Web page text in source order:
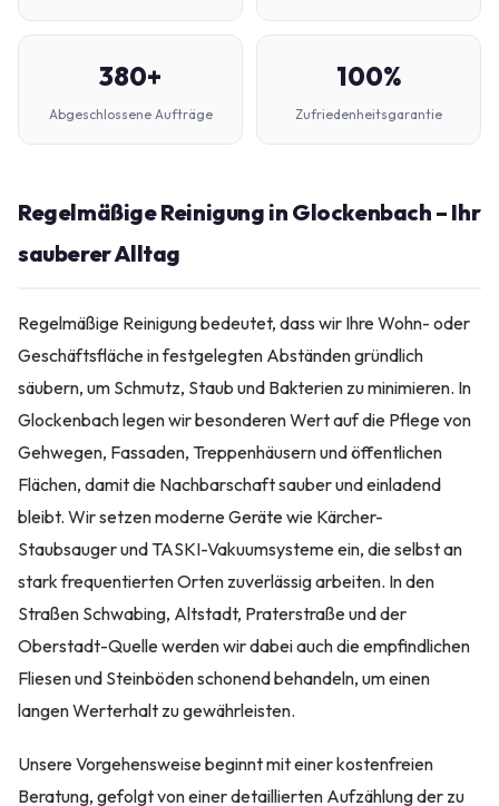
380+
Abgeschlossene Aufträge
100%
Zufriedenheitsgarantie
Regelmäßige Reinigung in Glockenbach – Ihr
sauberer Alltag
Regelmäßige Reinigung bedeutet, dass wir Ihre Wohn- oder
Geschäftsfläche in festgelegten Abständen gründlich
säubern, um Schmutz, Staub und Bakterien zu minimieren. In
Glockenbach legen wir besonderen Wert auf die Pflege von
Gehwegen, Fassaden, Treppenhäusern und öffentlichen
Flächen, damit die Nachbarschaft sauber und einladend
bleibt. Wir setzen moderne Geräte wie Kärcher-
Staubsauger und TASKI-Vakuumsysteme ein, die selbst an
stark frequentierten Orten zuverlässig arbeiten. In den
Straßen Schwabing, Altstadt, Praterstraße und der
Oberstadt-Quelle werden wir dabei auch die empfindlichen
Fliesen und Steinböden schonend behandeln, um einen
langen Werterhalt zu gewährleisten.
Unsere Vorgehensweise beginnt mit einer kostenfreien
Beratung, gefolgt von einer detaillierten Aufzählung der zu